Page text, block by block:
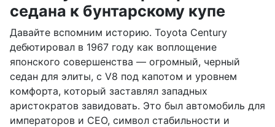
седана к бунтарскому купе
Давайте вспомним историю. Toyota Century
дебютировал в 1967 году как воплощение
японского совершенства — огромный, черный
седан для элиты, с V8 под капотом и уровнем
комфорта, который заставлял западных
аристократов завидовать. Это был автомобиль для
императоров и CEO, символ стабильности и